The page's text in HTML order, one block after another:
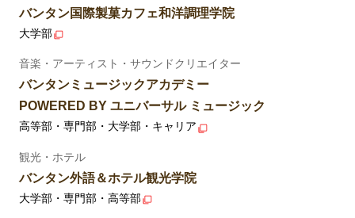
バンタン国際製菓カフェ和洋調理学院
大学部
音楽・アーティスト・サウンドクリエイター
バンタンミュージックアカデミー
POWERED BY ユニバーサル ミュージック
高等部・専門部・大学部・キャリア
観光・ホテル
バンタン外語＆ホテル観光学院
大学部・専門部・高等部